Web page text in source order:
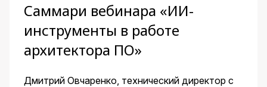
Саммари вебинара «ИИ-
инструменты в работе
архитектора ПО»
Дмитрий Овчаренко, технический директор с